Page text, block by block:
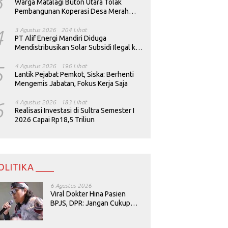
Warga Matalagi Buton Utara Tolak
Pembangunan Koperasi Desa Merah
3 Agustus 2026 204 Lihat
PT Alif Energi Mandiri Diduga
Mendistribusikan Solar Subsidi Ilegal ke
4 Agustus 2026 196 Lihat
Lantik Pejabat Pemkot, Siska: Berhenti
Mengemis Jabatan, Fokus Kerja Saja
4 Agustus 2026 183 Lihat
Realisasi Investasi di Sultra Semester I
2026 Capai Rp18,5 Triliun
____
6 Agustus 2026
Viral Dokter Hina Pasien
BPJS, DPR: Jangan Cukup